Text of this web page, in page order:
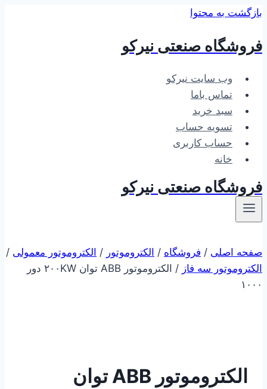
بازگشت به محتوا
فروشگاه صنعتی نیرکو
وب سایت نیرکو
تماس باما
سبد خرید
تسویه حساب
حساب کاربری
خانه
فروشگاه صنعتی نیرکو
صفحه اصلی / فروشگاه / الکتروموتور / الکتروموتور معمولی /
الکتروموتور سه فاز /
الکتروموتور ABB توان ۲۰۰KW دور
۱۰۰۰
الکتروموتور ABB توان